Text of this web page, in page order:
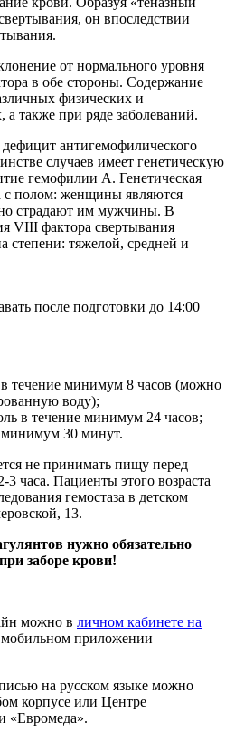
он впоследствии
от нормального уровня
в обе стороны. Содержание
физических и
также при ряде заболеваний.
антигемофилического
случаев имеет генетическую
гемофилии A. Генетическая
с полом: женщины являются
страдают им мужчины. В
VIII фактора свертывания
степени: тяжелой, средней и
после подготовки до 14:00
течение минимум 8 часов (можно
воду);
в течение минимум 24 часов;
минимум 30 минут.
не принимать пищу перед
часа. Пациенты этого возраста
гемостаза в детском
13.
нужно обязательно
заборе крови!
можно в личном кабинете на
приложении
на русском языке можно
корпусе или Центре
«Евромеда».